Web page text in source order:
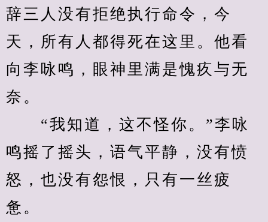
辞三人没有拒绝执行命令，今
天，所有人都得死在这里。他看
向李咏鸣，眼神里满是愧疚与无
奈。
“我知道，这不怪你。”李咏
鸣摇了摇头，语气平静，没有愤
怒，也没有怨恨，只有一丝疲
惫。